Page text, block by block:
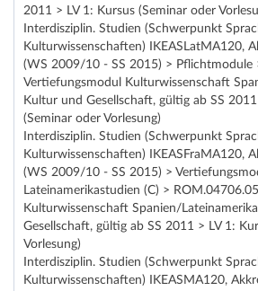
2011 > LV 1: Kursus (Seminar oder
Interdisziplin. Studien (Schwerpunkt
Kulturwissenschaften) IKEASLatMA120,
(WS 2009/10 - SS 2015) > Pflichtmodule
Vertiefungsmodul Kulturwissenschaft
Kultur und Gesellschaft, gültig ab SS
(Seminar oder Vorlesung)
Interdisziplin. Studien (Schwerpunkt
Kulturwissenschaften) IKEASFraMA120,
(WS 2009/10 - SS 2015) >
Lateinamerikastudien (C) >
Kulturwissenschaft Spanien/
Gesellschaft, gültig ab SS 2011 > LV 1:
Vorlesung)
Interdisziplin. Studien (Schwerpunkt
Kulturwissenschaften) IKEASMA120,